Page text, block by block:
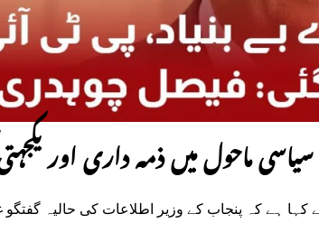
سیاسی ماحول میں ذمہ داری اور
ہے کہ پنجاب کے وزیر اطلاعات کی حالیہ گفتگو